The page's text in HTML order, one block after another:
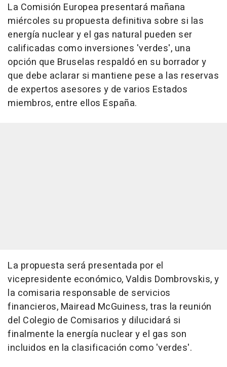
La Comisión Europea presentará mañana
miércoles su propuesta definitiva sobre si las
energía nuclear y el gas natural pueden ser
calificadas como inversiones 'verdes', una
opción que Bruselas respaldó en su borrador y
que debe aclarar si mantiene pese a las reservas
de expertos asesores y de varios Estados
miembros, entre ellos España.
La propuesta será presentada por el
vicepresidente económico, Valdis Dombrovskis, y
la comisaria responsable de servicios
financieros, Mairead McGuiness, tras la reunión
del Colegio de Comisarios y dilucidará si
finalmente la energía nuclear y el gas son
incluidos en la clasificación como 'verdes'.